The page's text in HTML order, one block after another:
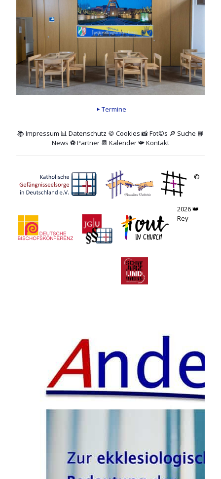
Termine
📚Impressum 📊 Datenschutz 🍪 Cookies 📸Fot©s 🔎 Suche 📘
News ⚽Partner 📆 Kalender📯Kontakt
©
2026 👑
Rey